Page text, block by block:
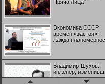
Пряча Лица"
Экономика СССР
времен «застоя»:
жажда
Владимир Шухов:
инженер,
мир